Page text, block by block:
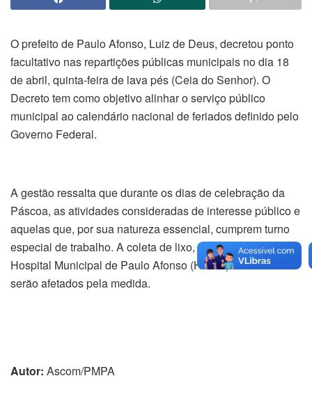
O prefeito de Paulo Afonso, Luiz de Deus, decretou ponto
facultativo nas repartições públicas municipais no dia 18
de abril, quinta-feira de lava pés (Ceia do Senhor). O
Decreto tem como objetivo alinhar o serviço público
municipal ao calendário nacional de feriados definido pelo
Governo Federal.
A gestão ressalta que durante os dias de celebração da
Páscoa, as atividades consideradas de interesse público e
aquelas que, por sua natureza essencial, cumprem turno
especial de trabalho. A coleta de lixo, o funcionamento do
Hospital Municipal de Paulo Afonso (HMPA) e Samu não
serão afetados pela medida.
Autor: Ascom/PMPA